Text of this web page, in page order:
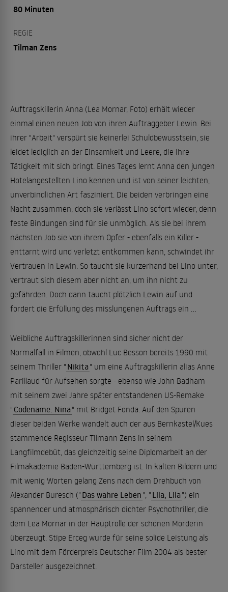
80 Minuten
REGIE
Tilman Zens
Auftragskillerin Anna (Lea Mornar, Foto) erhält wieder
einmal einen neuen Job von ihren Auftraggeber Lewin. Bei
ihrer "Arbeit" verspürt sie keinerlei Schuldbewusstsein, sie
leidet lediglich an der Einsamkeit und Leere, die ihre
Tätigkeit mit sich bringt. Eines Tages lernt Anna den jungen
Hotelangestellten Lino kennen und ist von seiner leichten,
unverbindlichen Art fasziniert. Die beiden verbringen eine
Nacht zusammen, doch sie verlässt Lino sofort wieder, denn
feste Bindungen sind für sie unmöglich. Als sie bei ihrem
nächsten Job sie von ihrem Opfer - ebenfalls ein Killer -
enttarnt wird und verletzt entkommen kann, schwindet ihr
Vertrauen in Lewin. So taucht sie kurzerhand bei Lino unter,
vertraut sich diesem aber nicht an, um ihn nicht zu
gefährden. Doch dann taucht plötzlich Lewin auf und
fordert die Erfüllung des misslungenen Auftrags ein ...
Weibliche Auftragskillerinnen sind sicher nicht der
Normalfall in Filmen, obwohl Luc Besson bereits 1990 mit
seinem Thriller " Nikita " um eine Auftragskillerin alias Anne
Parillaud für Aufsehen sorgte - ebenso wie John Badham
mit seinem zwei Jahre später entstandenen US-Remake
" Codename: Nina " mit Bridget Fonda. Auf den Spuren
dieser beiden Werke wandelt auch der aus Bernkastel/Kues
stammende Regisseur Tilmann Zens in seinem
Langfilmdebüt, das gleichzeitig seine Diplomarbeit an der
Filmakademie Baden-Württemberg ist. In kalten Bildern und
mit wenig Worten gelang Zens nach dem Drehbuch von
Alexander Buresch (" Das wahre Leben ", " Lila, Lila ") ein
spannender und atmosphärisch dichter Psychothriller, die
dem Lea Mornar in der Hauptrolle der schönen Mörderin
überzeugt. Stipe Erceg wurde für seine solide Leistung als
Lino mit dem Förderpreis Deutscher Film 2004 als bester
Darsteller ausgezeichnet.